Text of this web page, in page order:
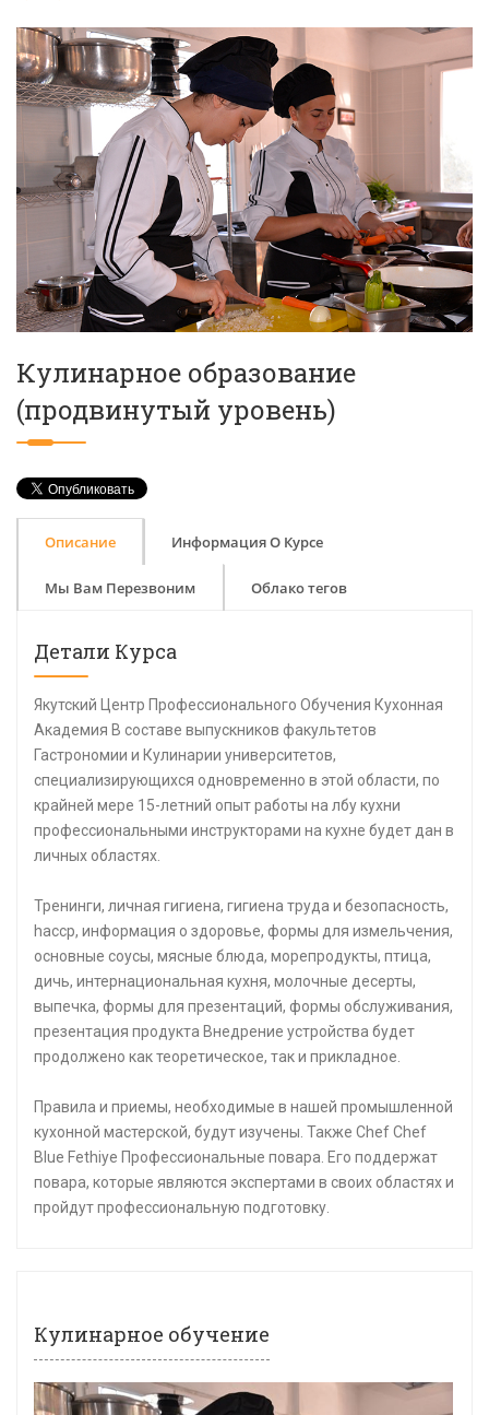
Кулинарное образование
(продвинутый уровень)
Описание Информация О Курсе
Мы Вам Перезвоним Облако тегов
Детали Курса
Якутский Центр Профессионального Обучения Кухонная
Академия В составе выпускников факультетов
Гастрономии и Кулинарии университетов,
специализирующихся одновременно в этой области, по
крайней мере 15-летний опыт работы на лбу кухни
профессиональными инструкторами на кухне будет дан в
личных областях.
Тренинги, личная гигиена, гигиена труда и безопасность,
haccp, информация о здоровье, формы для измельчения,
основные соусы, мясные блюда, морепродукты, птица,
дичь, интернациональная кухня, молочные десерты,
выпечка, формы для презентаций, формы обслуживания,
презентация продукта Внедрение устройства будет
продолжено как теоретическое, так и прикладное.
Правила и приемы, необходимые в нашей промышленной
кухонной мастерской, будут изучены. Также Chef Chef
Blue Fethiye Профессиональные повара. Его поддержат
повара, которые являются экспертами в своих областях и
пройдут профессиональную подготовку.
Кулинарное обучение